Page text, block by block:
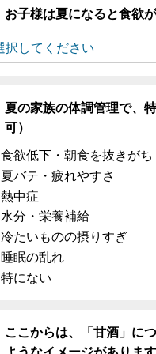
お子様は夏になると食欲
夏の家族の体調管理で、
可）
食欲低下・朝食を抜きがち
夏バテ・疲れやすさ
熱中症
水分・栄養補給
冷たいものの摂りすぎ
睡眠の乱れ
特にない
ここからは、「甘酒」に